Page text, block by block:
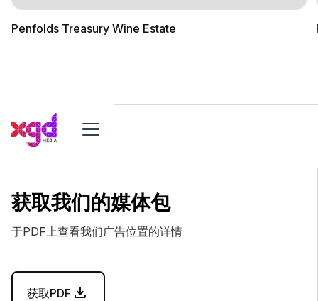
Penfolds Treasury Wine Estate
获取我们的媒体包
于PDF上查看我们广告位置的详情
获取PDF